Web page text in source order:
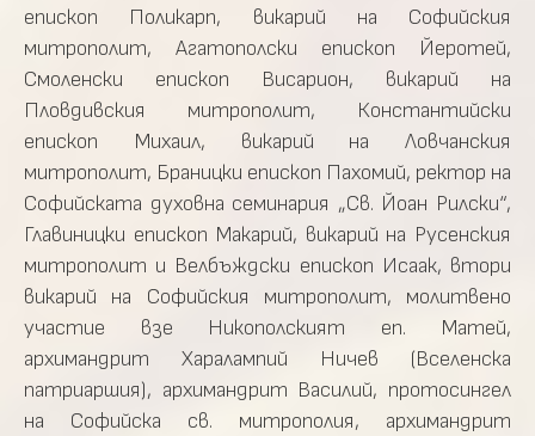
епископ Поликарп, викарий на Софийския
митрополит, Агатополски епископ Йеротей,
Смоленски епископ Висарион, викарий на
Пловдивския митрополит, Константийски
епископ Михаил, викарий на Ловчанския
митрополит, Браницки епископ Пахомий, ректор на
Софийската духовна семинария „Св. Йоан Рилски“,
Главиницки епископ Макарий, викарий на Русенския
митрополит и Велбъждски епископ Исаак, втори
викарий на Софийския митрополит, молитвено
участие взе Никополският еп. Матей,
архимандрит Харалампий Ничев (Вселенска
патриаршия), архимандрит Василий, протосингел
на Софийска св. митрополия, архимандрит